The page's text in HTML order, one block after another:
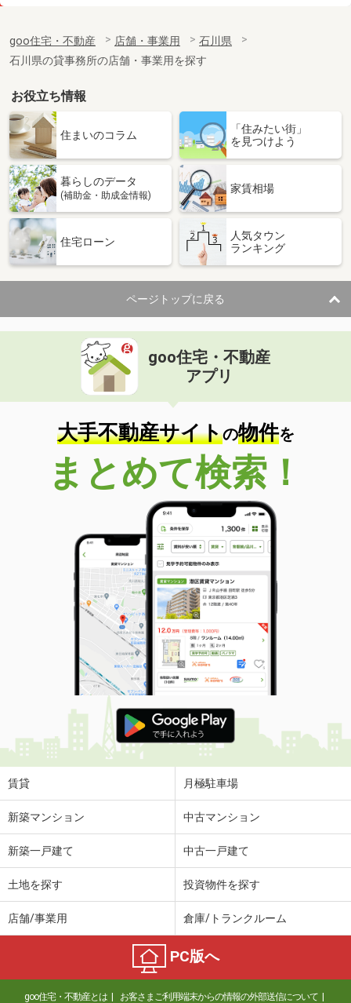
物件種別 貸駐車場
使用面積
-
石川県金沢市石引１丁目
価 格
石川県金沢市石引１丁目
物件種別 貸店舗・事務所
使用面積
553.99m²
石川県金沢市東荒屋町ヌ
住 所
石川県金沢市東荒屋町ヌ
物件種別 貸店舗
使用面積 79.49m²
石川県金沢市竪町
価 格
25.16万円
住 所
石川県金沢市竪町
物件種別 貸店舗（建物一部）
使用面積
94.52m²
石川県小松市東町
価 格
14.30万円
石川県小松市東町
貸店舗（建物一部）
使用面積 79.2m²
石川県金沢市若宮町チ
価 格
0.50万円
住 所
石川県金沢市若宮町チ
物件種別 貸駐車場
使用面積 -
石川県金沢市若宮町チ
価 格
0.50万円
住 所
石川県金沢市若宮町チ
物件種別
石川県金沢市若宮町チ
0.50万円
貸駐車場
goo住宅・不動産 店舗・事業用
石川県
石川県の貸事務所の店舗・事業用を探す
お役立ち情報
住まいのコラム
「住みたい街」
を見つけよう
暮らしのデータ
(補助金・助成金情報)
家賃相場
住宅ローン
人気タウン
ランキング
ページトップに戻る
goo住宅・不動産
アプリ
大手不動産サイトの物件を
まとめて検索！
賃貸 月極駐車場
新築マンション 中古マンション
新築一戸建て 中古一戸建て
土地を探す 投資物件を探す
店舗/事業用 倉庫/トランクルーム
PC版へ
goo住宅・不動産とは お客さまご利用端末からの情報の外部送信について